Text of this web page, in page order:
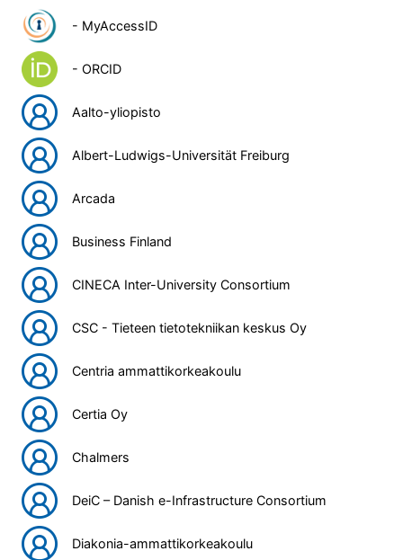
- MyAccessID
- ORCID
Aalto-yliopisto
Albert-Ludwigs-Universität Freiburg
Arcada
Business Finland
CINECA Inter-University Consortium
CSC - Tieteen tietotekniikan keskus Oy
Centria ammattikorkeakoulu
Certia Oy
Chalmers
DeiC – Danish e-Infrastructure Consortium
Diakonia-ammattikorkeakoulu